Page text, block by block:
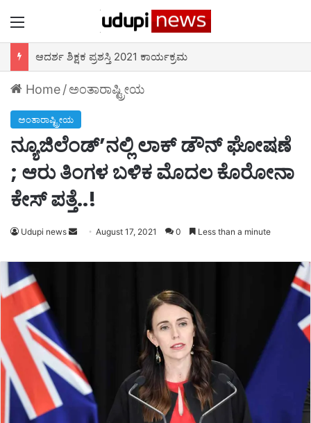
ಆದರ್ಶ ಶಿಕ್ಷಕ ಪ್ರಶಸ್ತಿ 2021 ಕಾರ್ಯಕ್ರಮ
Home/ಅಂತಾರಾಷ್ಟ್ರೀಯ
ಅಂತಾರಾಷ್ಟ್ರೀಯ
ನ್ಯೂಜಿಲೆಂಡ್’ನಲ್ಲಿ ಲಾಕ್ ಡೌನ್ ಘೋಷಣೆ
; ಆರು ತಿಂಗಳ ಬಳಿಕ ಮೊದಲ ಕೊರೋನಾ
ಕೇಸ್ ಪತ್ತೆ..!
Udupi news
Send
email
August 17, 2021 0 Less than a minute